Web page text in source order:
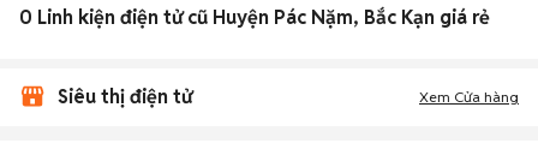
0 Linh kiện điện tử cũ Huyện Pác Nặm, Bắc Kạn giá rẻ
Siêu thị điện tử Xem Cửa hàng